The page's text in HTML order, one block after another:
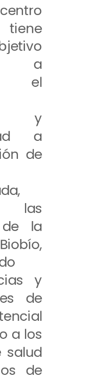
a
el
y
a
de
de la
y
de
a los
salud
de